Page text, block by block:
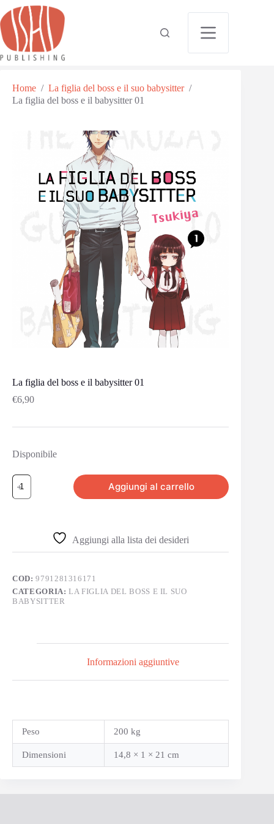
Home / La figlia del boss e il suo babysitter /
La figlia del boss e il babysitter 01
La figlia del boss e il babysitter 01
€6,90
Disponibile
Aggiungi al carrello
Aggiungi alla lista dei desideri
COD:9791281316171
CATEGORIA:LA FIGLIA DEL BOSS E IL SUO
BABYSITTER
Informazioni aggiuntive
Peso 200 kg
Dimensioni 14,8 × 1 × 21 cm